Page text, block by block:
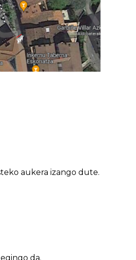
aukera izango dute.
da.